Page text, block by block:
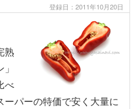
登録日：2011年10月20日
熟
べ
パーの特価で安く大量に